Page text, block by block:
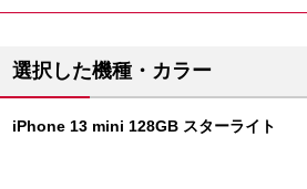
選択した機種・カラー
iPhone 13 mini 128GB スターライト